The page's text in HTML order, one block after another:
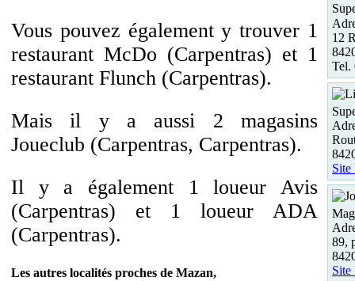
Vous pouvez également y trouver 1
restaurant McDo (Carpentras) et 1
restaurant Flunch (Carpentras).
Mais il y a aussi 2 magasins
Joueclub (Carpentras, Carpentras).
Il y a également 1 loueur Avis
(Carpentras) et 1 loueur ADA
(Carpentras).
Les autres localités proches de Mazan,
12
Tel.
Site
89,
Site